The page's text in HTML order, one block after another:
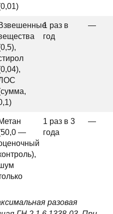
1 раз в
год
—
—
1 раз в 3
года
—
разовая